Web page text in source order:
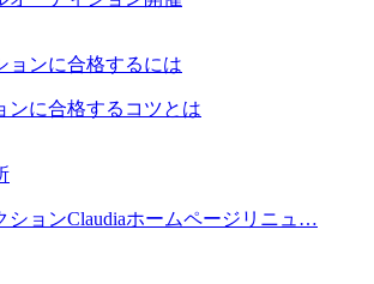
ンに合格するコツとは
ションClaudiaホームページリニュ…